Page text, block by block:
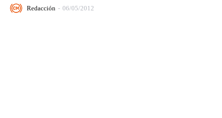
Redacción - 06/05/2012